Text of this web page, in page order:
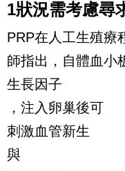
1狀況需考慮尋
PRP在人工生殖療
師指出，自體血小
生長因子
，注入卵巢後可
刺激血管新生
與